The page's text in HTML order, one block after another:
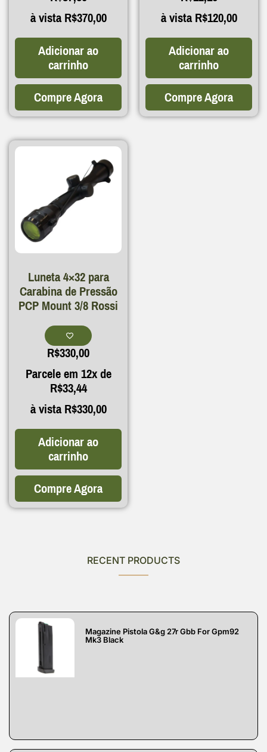
à vistaR$370,00
Adicionar ao
carrinho
Compre Agora
à vistaR$120,00
Adicionar ao
carrinho
Compre Agora
Luneta 4×32 para
Carabina de Pressão
PCP Mount 3/8 Rossi
R$330,00
Parcele em 12x de
R$33,44
à vistaR$330,00
Adicionar ao
carrinho
Compre Agora
RECENT PRODUCTS
Magazine Pistola G&g 27r Gbb For Gpm92
Mk3 Black